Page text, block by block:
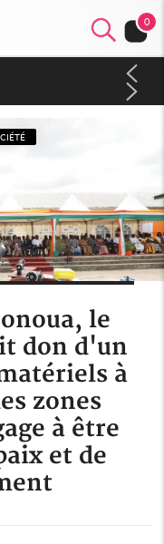
0
le
don d'un
à
zones
à être
et de